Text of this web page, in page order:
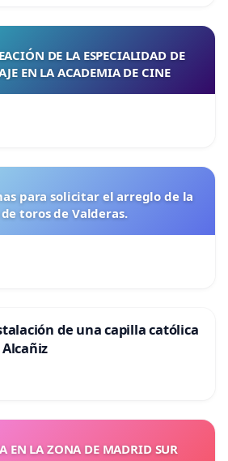
DE LA ESPECIALIDAD DE
EN LA ACADEMIA DE CINE
para solicitar el arreglo de la
toros de Valderas.
de una capilla católica
EN LA ZONA DE MADRID SUR